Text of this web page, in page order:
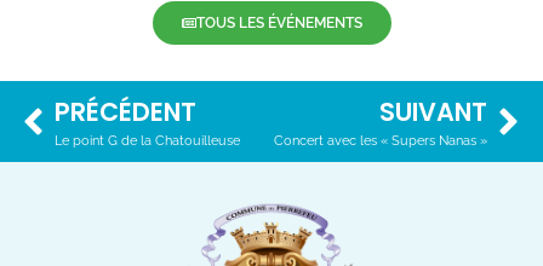
TOUS LES ÉVÉNEMENTS
PRÉCÉDENT
Le point G de la Chatouilleuse
SUIVANT
Concert avec les « Supers Nanas »